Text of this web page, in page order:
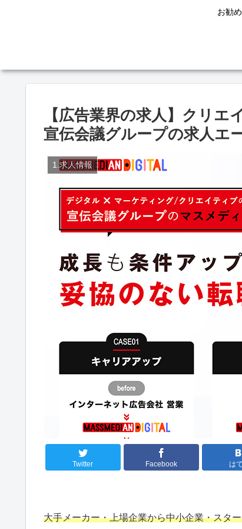
お勧
【広告業界の求人】クリエ
宣伝会議グループの求人エ
1.求人情報
Twitter Facebook は
大手メーカー・上場企業から中小企業・スタ